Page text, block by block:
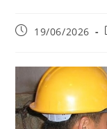
19/06/2026